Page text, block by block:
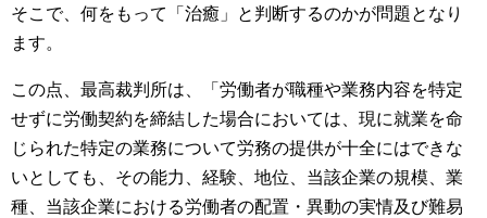
そこで、何をもって「治癒」と判断するのかが問題となり
ます。
この点、最高裁判所は、「労働者が職種や業務内容を特定
せずに労働契約を締結した場合においては、現に就業を命
じられた特定の業務について労務の提供が十全にはできな
いとしても、その能力、経験、地位、当該企業の規模、業
種、当該企業における労働者の配置・異動の実情及び難易